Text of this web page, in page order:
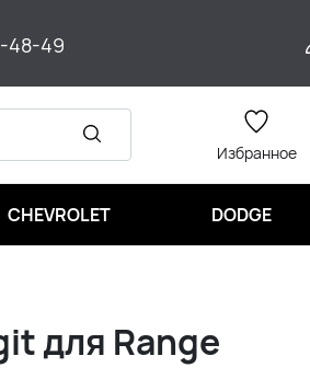
48-49
Избранное
CHEVROLET DODGE
для Range